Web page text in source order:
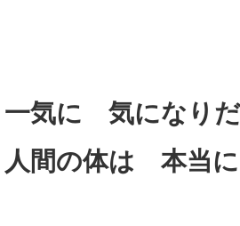
一気に 気になり
人間の体は 本当